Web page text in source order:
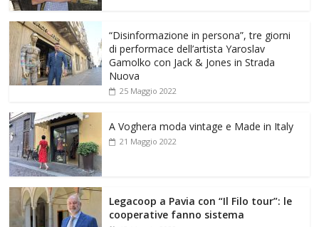
“Disinformazione in persona”, tre giorni
di performace dell’artista Yaroslav
Gamolko con Jack & Jones in Strada
Nuova
25 Maggio 2022
A Voghera moda vintage e Made in Italy
21 Maggio 2022
Legacoop a Pavia con “Il Filo tour”: le
cooperative fanno sistema